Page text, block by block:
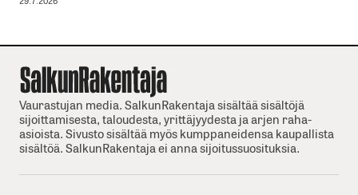
Vaurastujan media. SalkunRakentaja sisältää sisältöjä
sijoittamisesta, taloudesta, yrittäjyydesta ja arjen raha-
asioista. Sivusto sisältää myös kumppaneidensa kaupallista
sisältöä. SalkunRakentaja ei anna sijoitussuosituksia.